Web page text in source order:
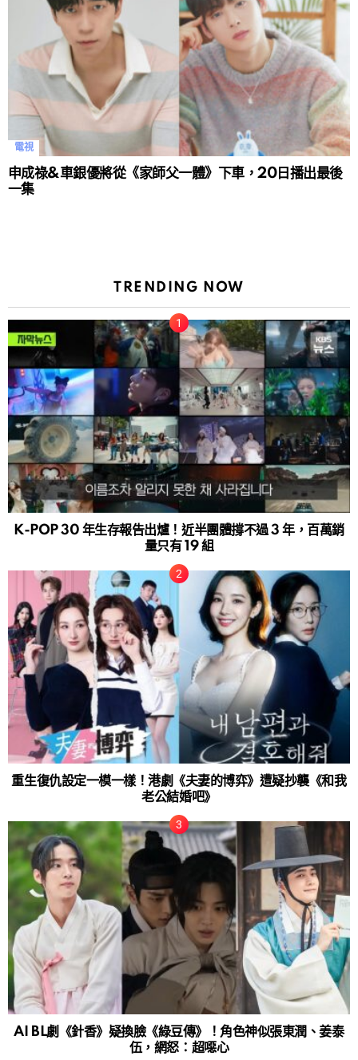
電視
申成祿&車銀優將從《家師父一體》下車，20日播出最後
一集
TRENDING NOW
K-POP 30 年生存報告出爐！近半團體撐不過 3 年，百萬銷
量只有 19 組
重生復仇設定一模一樣！港劇《夫妻的博弈》遭疑抄襲《和我
老公結婚吧》
AI BL劇《針香》疑換臉《綠豆傳》！角色神似張東潤、姜泰
伍，網怒：超噁心